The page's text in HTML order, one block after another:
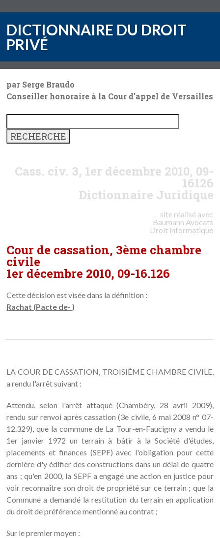
DICTIONNAIRE DU DROIT
PRIVÉ
par Serge Braudo
Conseiller honoraire à la Cour d'appel de Versailles
Cass. civ. 3, 1er décembre 2010, 09-
16126
Dictionnaire Juridique
site réalisé avec
Baumann Avocats
Droit informatique
Cour de cassation, 3ème chambre
civile
1er décembre 2010, 09-16.126
Cette décision est visée dans la définition :
Rachat (Pacte de- )
LA COUR DE CASSATION, TROISIÈME CHAMBRE CIVILE,
a rendu l'arrêt suivant :
Attendu, selon l'arrêt attaqué (Chambéry, 28 avril 2009),
rendu sur renvoi après cassation (3e civile, 6 mai 2008 n° 07-
12.329), que la commune de La Tour-en-Faucigny a vendu le
1er janvier 1972 un terrain à bâtir à la Société d'études,
placements et finances (SEPF) avec l'obligation pour cette
dernière d'y édifier des constructions dans un délai de quatre
ans ; qu'en 2000, la SEPF a engagé une action en justice pour
voir reconnaître son droit de propriété sur ce terrain ; que la
Commune a demandé la restitution du terrain en application
du droit de préférence mentionné au contrat ;
Sur le premier moyen :